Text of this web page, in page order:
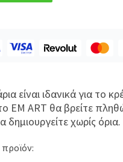
είναι ιδανικά για το
EM ART θα βρείτε
δημιουργείτε χωρίς